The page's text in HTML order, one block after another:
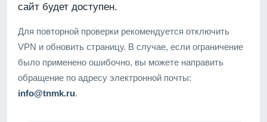
сайт будет доступен.
Для повторной проверки рекомендуется отключить
VPN и обновить страницу. В случае, если ограничение
было применено ошибочно, вы можете направить
обращение по адресу электронной почты:
info@tnmk.ru.